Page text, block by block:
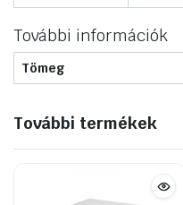
További információk
Tömeg
További termékek